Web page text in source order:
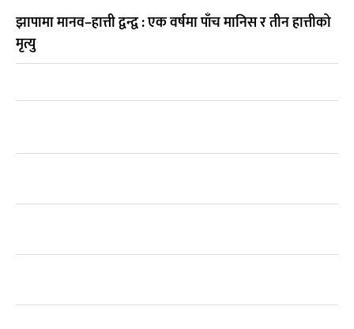
झापामा मानव–हात्ती द्वन्द्व : एक वर्षमा पाँच मानिस र तीन हात्तीको
मृत्यु